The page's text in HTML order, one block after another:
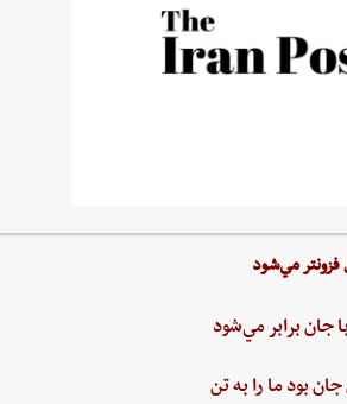
مي‌شود
جان‌ برابر مي‌شود
بود ما را به‌ تن